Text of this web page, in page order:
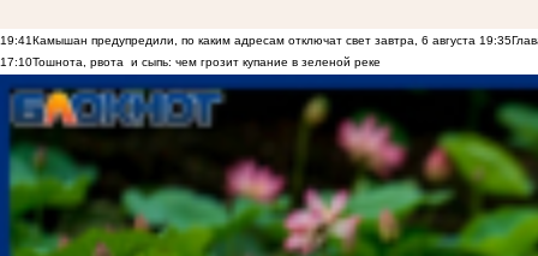
19:41Камышан предупредили, по каким адресам отключат свет завтра, 6 августа 19:35
17:10Тошнота, рвота и сыпь: чем грозит купание в зеленой реке